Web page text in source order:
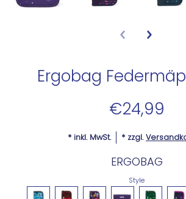
Ergobag
€24,99
* inkl. MwSt. * zzgl.
ERGOBAG
Style